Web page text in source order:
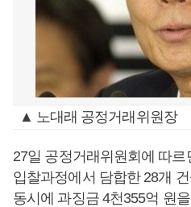
▲ 노대래 공정거래위원장
27일 공정거래위원회에 따
입찰과정에서 담합한 28개
동시에 과징금 4천355억 원